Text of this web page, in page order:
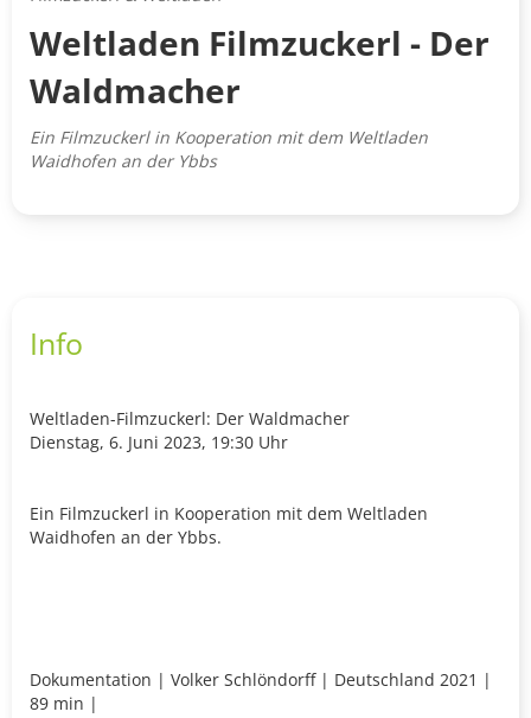
Weltladen Filmzuckerl - Der
Waldmacher
Ein Filmzuckerl in Kooperation mit dem Weltladen
Waidhofen an der Ybbs
Info
Weltladen-Filmzuckerl: Der Waldmacher
Dienstag, 6. Juni 2023, 19:30 Uhr
Ein Filmzuckerl in Kooperation mit dem Weltladen
Waidhofen an der Ybbs.
Dokumentation | Volker Schlöndorff | Deutschland 2021 |
89 min |